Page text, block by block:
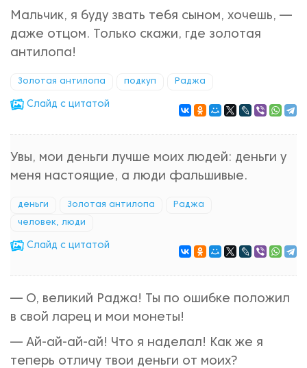
Мальчик, я буду звать тебя сыном, хочешь, —
даже отцом. Только скажи, где золотая
антилопа!
Золотая антилопа подкуп Раджа
Cлайд с цитатой
Увы, мои деньги лучше моих людей: деньги у
меня настоящие, а люди фальшивые.
деньги Золотая антилопа Раджа
человек, люди
Cлайд с цитатой
— О, великий Раджа! Ты по ошибке положил
в свой ларец и мои монеты!
— Ай-ай-ай-ай! Что я наделал! Как же я
теперь отличу твои деньги от моих?